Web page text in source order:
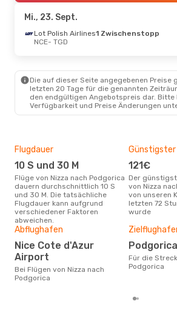
Lot Polish Airlines
1 Zwischenstopp
TGD- NCE
1 Zwischenstopp
NCE- TGD
Lot Polish Airlines
1 Zwischenstopp
TGD- NCE
Mi., 23. Sept.
Lot Polish Airlines1 Zwischenstopp
NCE- TGD
Die auf dieser Seite angegebenen Preise
letzten 20 Tage für die genannten
den endgültigen Angebotspreis dar. Bitte
Verfügbarkeit und Preise Änderungen
Flugdauer
10 S und 30 M
Flüge von Nizza nach Podgorica
dauern durchschnittlich 10 S
und 30 M. Die tatsächliche
Flugdauer kann aufgrund
verschiedener Faktoren
abweichen.
Günstigster
121€
Der günstigste einfache Flug
von Nizza
von unseren
letzten 72
wurde
Abflughafen
Nice Cote d'Azur
Airport
Bei Flügen von Nizza nach
Podgorica
Für die Strecke von Nizza nach
Podgorica